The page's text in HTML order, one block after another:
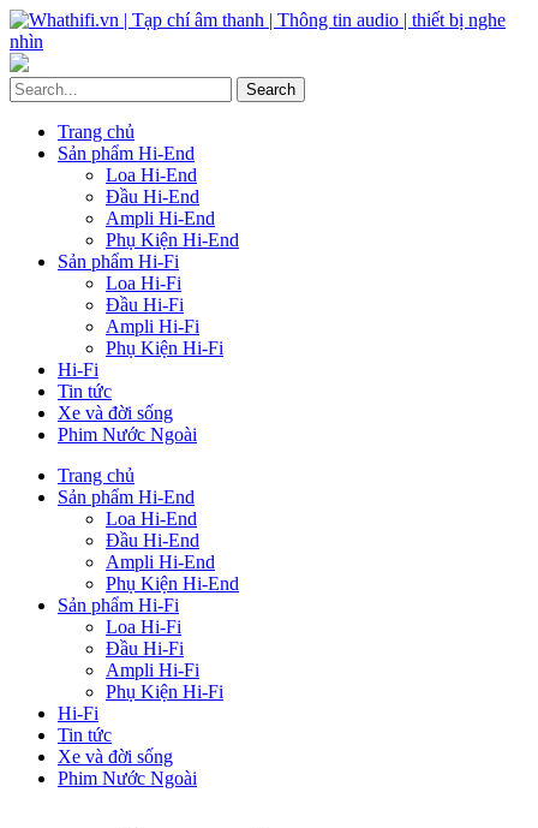
Trang chủ
Sản phẩm Hi-End
Loa Hi-End
Đầu Hi-End
Ampli Hi-End
Phụ Kiện Hi-End
Sản phẩm Hi-Fi
Loa Hi-Fi
Đầu Hi-Fi
Ampli Hi-Fi
Phụ Kiện Hi-Fi
Hi-Fi
Tin tức
Xe và đời sống
Phim Nước Ngoài
Trang chủ
Sản phẩm Hi-End
Loa Hi-End
Đầu Hi-End
Ampli Hi-End
Phụ Kiện Hi-End
Sản phẩm Hi-Fi
Loa Hi-Fi
Đầu Hi-Fi
Ampli Hi-Fi
Phụ Kiện Hi-Fi
Hi-Fi
Tin tức
Xe và đời sống
Phim Nước Ngoài